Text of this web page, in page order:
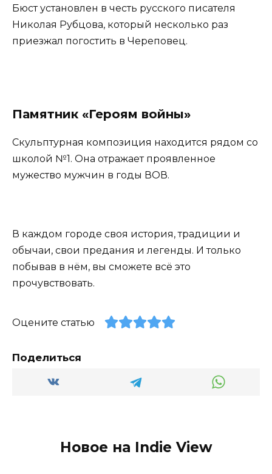
Бюст установлен в честь русского писателя
Николая Рубцова, который несколько раз
приезжал погостить в Череповец.
Памятник «Героям войны»
Скульптурная композиция находится рядом со
школой №1. Она отражает проявленное
мужество мужчин в годы ВОВ.
В каждом городе своя история, традиции и
обычаи, свои предания и легенды. И только
побывав в нём, вы сможете всё это
прочувствовать.
Оцените статью
Поделиться
Новое на Indie View